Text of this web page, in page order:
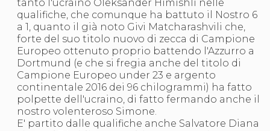
Difesa Personale MGA
La disciplina
News
Merchandising
Mappa del sito
Cerca
Contatti
News
Cookies Accept
Newsletter
Catalogo formativo
tanto l'ucraino Oleksander Himishli nelle
qualifiche, che comunque ha battuto il Nostro 6
a 1, quanto il già noto Givi Matcharashvili che,
forte del suo titolo nuovo di zecca di Campione
Europeo ottenuto proprio battendo l'Azzurro a
Dortmund (e che si fregia anche del titolo di
Campione Europeo under 23 e argento
continentale 2016 dei 96 chilogrammi) ha fatto
polpette dell'ucraino, di fatto fermando anche il
nostro volenteroso Simone.
E' partito dalle qualifiche anche Salvatore Diana